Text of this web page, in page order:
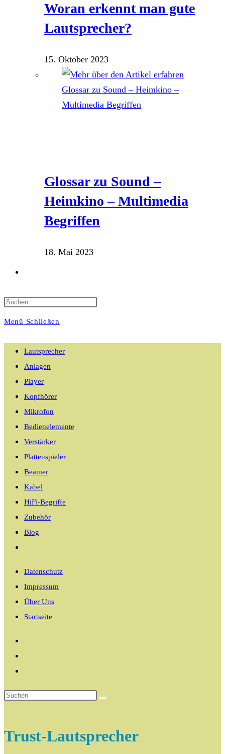
Woran erkennt man gute
Lautsprecher?
15. Oktober 2023
Glossar zu Sound –
Heimkino – Multimedia
Begriffen
18. Mai 2023
Suche
umschalten
Menü Schließen
Lautsprecher
Anlagen
Player
Kopfhörer
Mikrofon
Bedienelemente
Verstärker
Plattenspieler
Beamer
Kabel
HiFi-Begriffe
Zubehör
Blog
umschalten
Datenschutz
Impressum
Über Uns
Startseite
Trust-Lautsprecher